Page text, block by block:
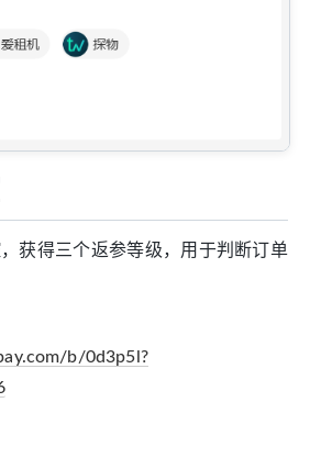
获得三个返参等级，用于判断订单
b/0d3p5l?